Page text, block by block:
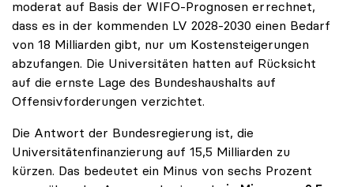
moderat auf Basis der WIFO-Prognosen errechnet,
dass es in der kommenden LV 2028-2030 einen Bedarf
von 18 Milliarden gibt, nur um Kostensteigerungen
abzufangen. Die Universitäten hatten auf Rücksicht
auf die ernste Lage des Bundeshaushalts auf
Offensivforderungen verzichtet.
Die Antwort der Bundesregierung ist, die
Universitätenfinanzierung auf 15,5 Milliarden zu
kürzen. Das bedeutet ein Minus von sechs Prozent